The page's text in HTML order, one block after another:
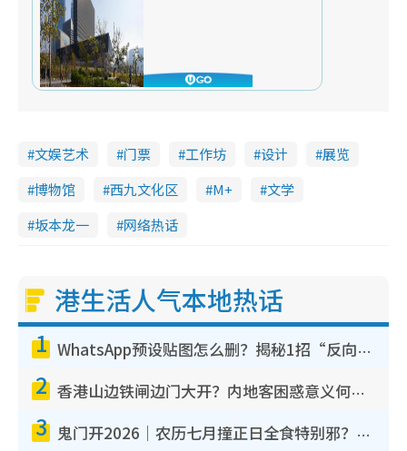
文娱艺术 门票 工作坊 设计
展览
博物馆
西九文化区 M+
文学
坂本龙一
网络热话
港生活人气本地热话
1 WhatsApp预设贴图怎么删？揭秘1招“反向操作”还原简洁界面 附3步实测教程
2 香港山边铁闸边门大开？内地客困惑意义何在！网友神回复：这种叫法理性防御
3 鬼门开2026｜农历七月撞正日全食特别邪？专家警告切忌做一事！揭4大禁忌+2招保平安